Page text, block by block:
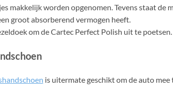
makkelijk worden opgenomen. Tevens staat de
groot absorberend vermogen heeft.
om de Cartec Perfect Polish uit te poetsen.
is uitermate geschikt om de auto mee